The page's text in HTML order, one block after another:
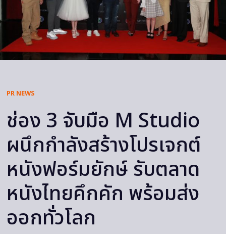
PR NEWS
ช่อง 3 จับมือ M Studio
ผนึกกำลังสร้างโปรเจกต์
หนังฟอร์มยักษ์ รับตลาด
หนังไทยคึกคัก พร้อมส่ง
ออกทั่วโลก